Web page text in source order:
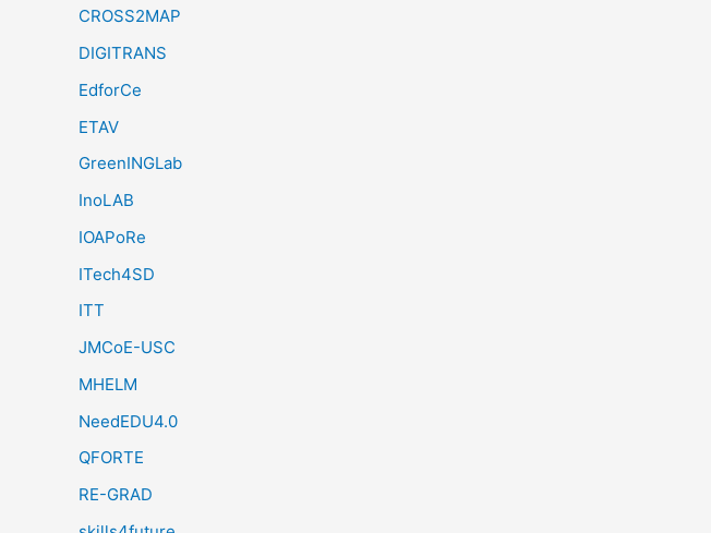
CROSS2MAP
DIGITRANS
EdforCe
ETAV
GreenINGLab
InoLAB
IOAPoRe
ITech4SD
ITT
JMCoE-USC
MHELM
NeedEDU4.0
QFORTE
RE-GRAD